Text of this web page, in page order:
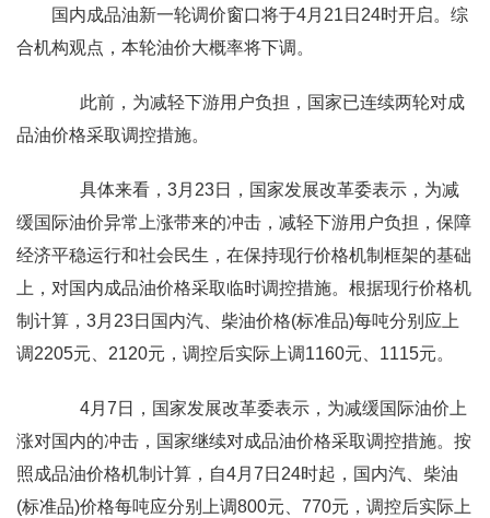
国内成品油新一轮调价窗口将于4月21日24时开启。综
合机构观点，本轮油价大概率将下调。
此前，为减轻下游用户负担，国家已连续两轮对成
品油价格采取调控措施。
具体来看，3月23日，国家发展改革委表示，为减
缓国际油价异常上涨带来的冲击，减轻下游用户负担，保障
经济平稳运行和社会民生，在保持现行价格机制框架的基础
上，对国内成品油价格采取临时调控措施。根据现行价格机
制计算，3月23日国内汽、柴油价格(标准品)每吨分别应上
调2205元、2120元，调控后实际上调1160元、1115元。
4月7日，国家发展改革委表示，为减缓国际油价上
涨对国内的冲击，国家继续对成品油价格采取调控措施。按
照成品油价格机制计算，自4月7日24时起，国内汽、柴油
(标准品)价格每吨应分别上调800元、770元，调控后实际上